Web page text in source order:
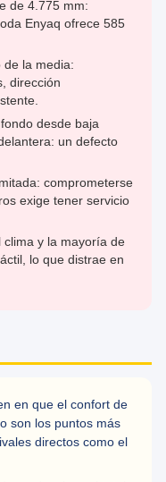
de 4.775 mm:
Enyaq ofrece 585
de la media:
dirección
desde baja
un defecto
comprometerse
exige tener servicio
clima y la mayoría de
lo que distrae en
en que el confort de
son los puntos más
directos como el